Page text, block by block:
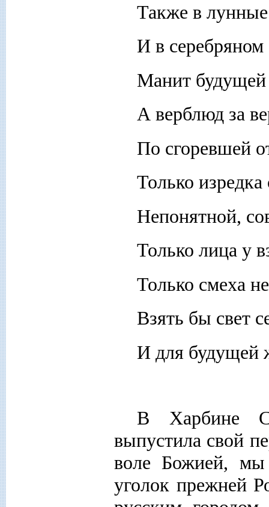
Также в
И в серебряном
Манит
А верблюд за
По сгоревшей
Только
Непонятной,
Только лица у
Только смеха
Взять бы свет
И для будущей
В Харбине
выпустила свой
воле Божией,
уголок прежней